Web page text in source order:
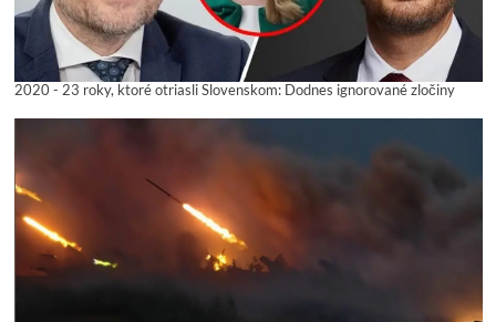
2020 - 23 roky, ktoré otriasli Slovenskom: Dodnes ignorované zločiny